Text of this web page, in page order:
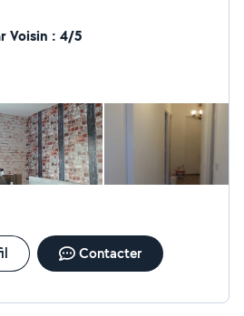
Voisin : 4/5
Contacter